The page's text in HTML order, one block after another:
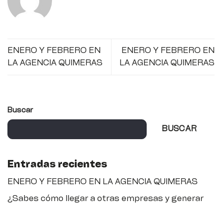
ENERO Y FEBRERO EN
LA AGENCIA QUIMERAS
ENERO Y FEBRERO EN
LA AGENCIA QUIMERAS
Buscar
BUSCAR
Entradas recientes
ENERO Y FEBRERO EN LA AGENCIA QUIMERAS
¿Sabes cómo llegar a otras empresas y generar